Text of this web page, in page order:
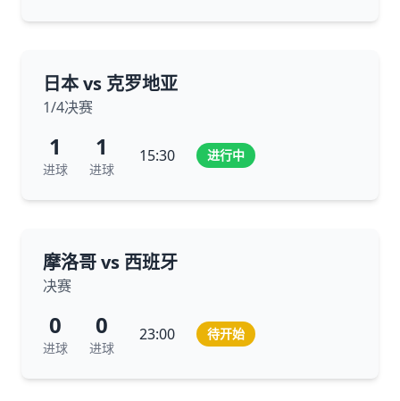
日本 vs 克罗地亚
1/4决赛
1
进球
1
进球
15:30 进行中
摩洛哥 vs 西班牙
决赛
0
进球
0
进球
23:00 待开始